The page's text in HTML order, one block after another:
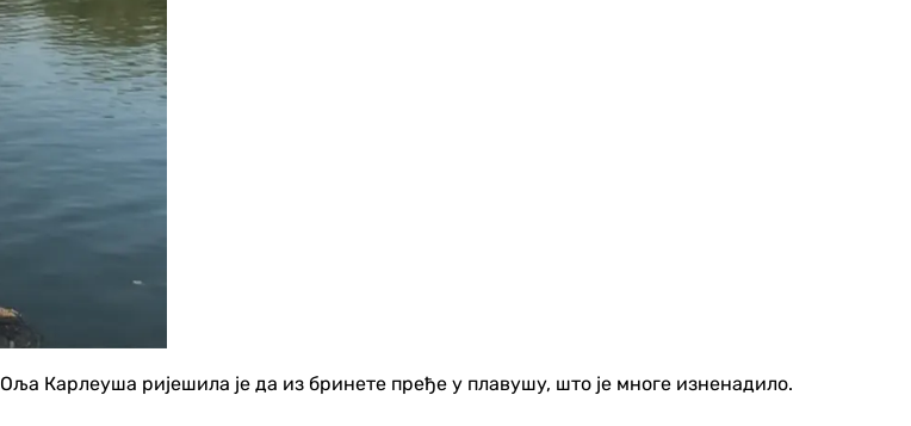
Карлеуша ријешила је да из бринете пређе у плавушу, што је многе изненадило.